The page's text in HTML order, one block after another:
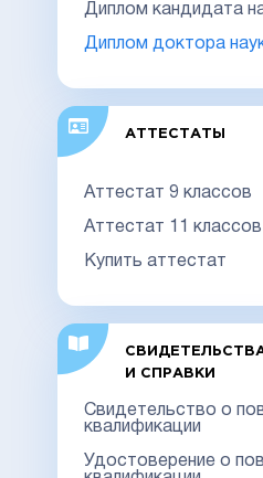
Диплом кандидата
Диплом доктора
АТТЕСТАТЫ
Аттестат 9 классов
Аттестат 11 классов
Купить аттестат
И СПРАВКИ
Свидетельство о
квалификации
Удостоверение о